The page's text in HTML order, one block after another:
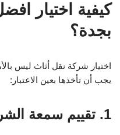
كيفية اختيار
بجدة؟
اختيار شركة نقل أثاث ليس
يجب أن تأخذها بعين الاعتبار:
1. تقييم سمعة الشركة